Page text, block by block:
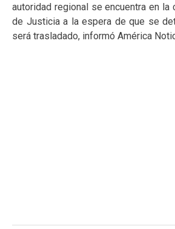
autoridad regional se encuentra en la
de Justicia a la espera de que se
será trasladado, informó América